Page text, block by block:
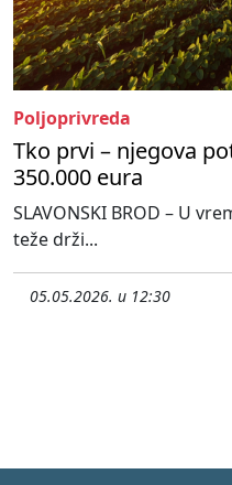
Poljoprivreda
Tko prvi – njegova
350.000 eura
SLAVONSKI BROD – U
teže drži...
05.05.2026. u 12:30